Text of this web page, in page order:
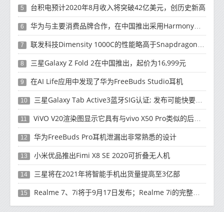
5 台积电预计2020年8月收入将突破42亿美元，创历史新高
6 华为与主要消费品牌合作，在中国推出采用HarmonyOS 2.0的智能家居产品
7 联发科技Dimensity 1000C的性能略高于Snapdragon 765G
8 三星Galaxy Z Fold 2在中国推出，起价为16,999元
9 在AI Life应用中发现了华为FreeBuds Studio耳机
10 三星Galaxy Tab Active3蓝牙SIG认证; 发布可能快要结束了
11 ViVO V20渲染图显示它具有与vivo X50 Pro类似的后部设计
12 华为FreeBuds Pro耳机泄漏出非常熟悉的设计
13 小米优品推出Fimi X8 SE 2020可折叠无人机
14 三星将在2021年将智能手机出货量提高至3亿部
15 Realme 7、7i将于9月17日发布；Realme 7i的完整规格并导致泄漏